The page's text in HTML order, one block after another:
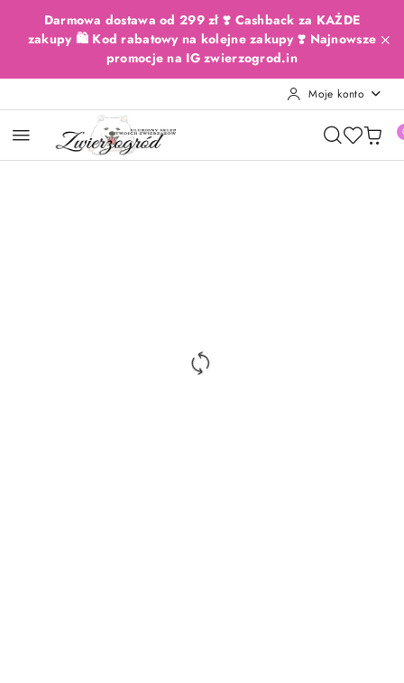
Przejdź do treści głównej
Przejdź do wyszukiwarki
Przejdź do moje konto
Przejdź do menu głównego
Przejdź do opisu produktu
Przejdź do stopki
Darmowa dostawa od 299 zł ❣️ Cashback za KAŻDE
zakupy 🛍️ Kod rabatowy na kolejne zakupy ❣️ Najnowsze
promocje na IG zwierzogrod.in
Moje konto